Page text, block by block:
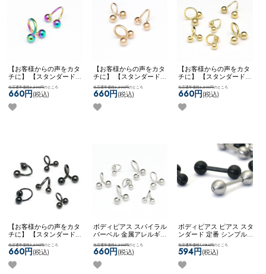
【お客様からの声をカタ
チに】 【スタンダード】
チタンコーティング ボデ
ィピアス ピアス スパイラ
ル ツイスト カスタム ア
レンジ 両ネジ ネコポス
当店通常価格2,200円のところ
660円(税込)
【お客様からの声をカタ
チに】 【スタンダード】
チタンコーティング ボデ
ィピアス ピアス スパイラ
ル ツイスト カスタム ア
レンジ 両ネジ ネコポス
当店通常価格2,200円のところ
660円(税込)
【お客様からの声をカタ
チに】 【スタンダード】
ボディピアス ピアス スパ
イラル ツイスト カスタム
アレンジ 両ネジ ネコポス
OK
当店通常価格2,200円のところ
660円(税込)
【お客様からの声をカタ
チに】 【スタンダード】
ボディピアス ピアス スパ
イラル ツイスト カスタム
アレンジ 両ネジ ネコポス
OK
当店通常価格2,200円のところ
660円(税込)
ボディピアス スパイラル
バーベル 金属アレルギー
対応 サージカルステンレ
ス シンプル 両ネジタイプ
ネコポスOK【お客様から
の声をカタチに】【スタ
当店通常価格2,200円のところ
660円(税込)
ボディピアス ピアス スタ
ンダード 定番 シンプル
かっこいい マット メンズ
ライク ストレート ネコポ
スOK【MULL】 ブラッシ
ュバーベル
当店通常価格1,980円のところ
594円(税込)